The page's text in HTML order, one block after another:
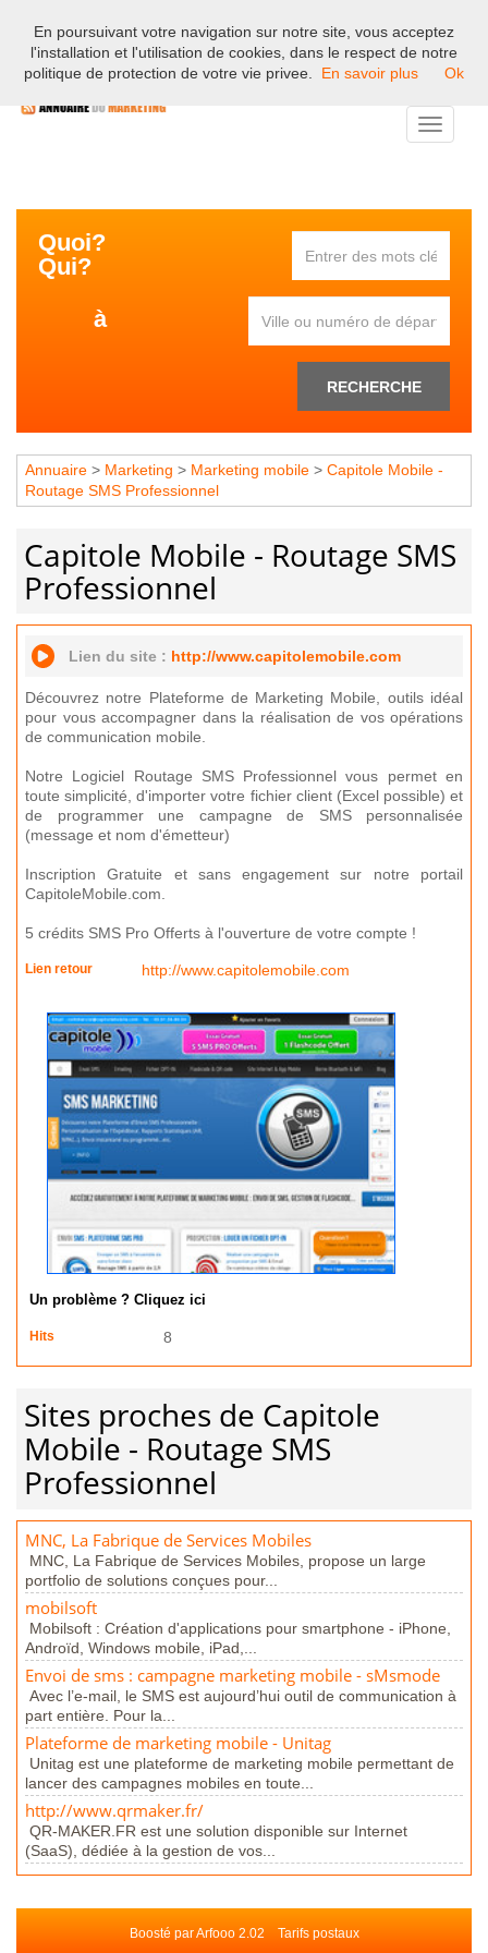
Bienvenue sur l'annuaire professionnel du marketing et de la
communication en France.
Toggle
Quoi?
Qui?
à
RECHERCHE
Annuaire > Marketing > Marketing mobile > Capitole Mobile -
Routage SMS Professionnel
Capitole Mobile - Routage SMS
Professionnel
Lien du site : http://www.capitolemobile.com
Découvrez notre Plateforme de Marketing Mobile, outils idéal
pour vous accompagner dans la réalisation de vos opérations
de communication mobile.
Notre Logiciel Routage SMS Professionnel vous permet en
toute simplicité, d'importer votre fichier client (Excel possible) et
de programmer une campagne de SMS personnalisée
(message et nom d'émetteur)
Inscription Gratuite et sans engagement sur notre portail
CapitoleMobile.com.
5 crédits SMS Pro Offerts à l'ouverture de votre compte !
Lien retour http://www.capitolemobile.com
Un problème ? Cliquez ici
Hits 8
Sites proches de Capitole
Mobile - Routage SMS
Professionnel
MNC, La Fabrique de Services Mobiles
MNC, La Fabrique de Services Mobiles, propose un large
portfolio de solutions conçues pour...
mobilsoft
Mobilsoft : Création d'applications pour smartphone - iPhone,
Androïd, Windows mobile, iPad,...
Envoi de sms : campagne marketing mobile - sMsmode
Avec l’e-mail, le SMS est aujourd’hui outil de communication à
part entière. Pour la...
Plateforme de marketing mobile - Unitag
Unitag est une plateforme de marketing mobile permettant de
lancer des campagnes mobiles en toute...
http://www.qrmaker.fr/
QR-MAKER.FR est une solution disponible sur Internet
(SaaS), dédiée à la gestion de vos...
Boosté par Arfooo 2.02 Tarifs postaux
En poursuivant votre navigation sur notre site, vous acceptez
l'installation et l'utilisation de cookies, dans le respect de notre
politique de protection de votre vie privee.
En savoir plus Ok